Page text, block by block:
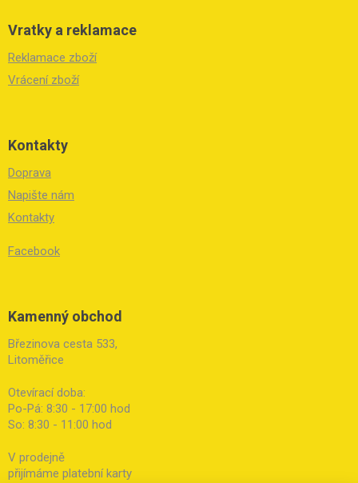
Vratky a reklamace
Reklamace zboží
Vrácení zboží
Kontakty
Doprava
Napište nám
Kontakty
Facebook
Kamenný obchod
Březinova cesta 533,
Litoměřice
Otevírací doba:
Po-Pá: 8:30 - 17:00 hod
So: 8:30 - 11:00 hod
V prodejně
přijímáme platební karty